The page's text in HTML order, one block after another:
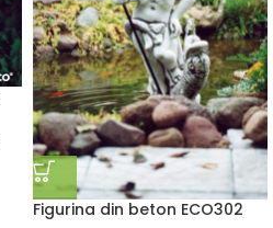
Figurina din beton ECO302